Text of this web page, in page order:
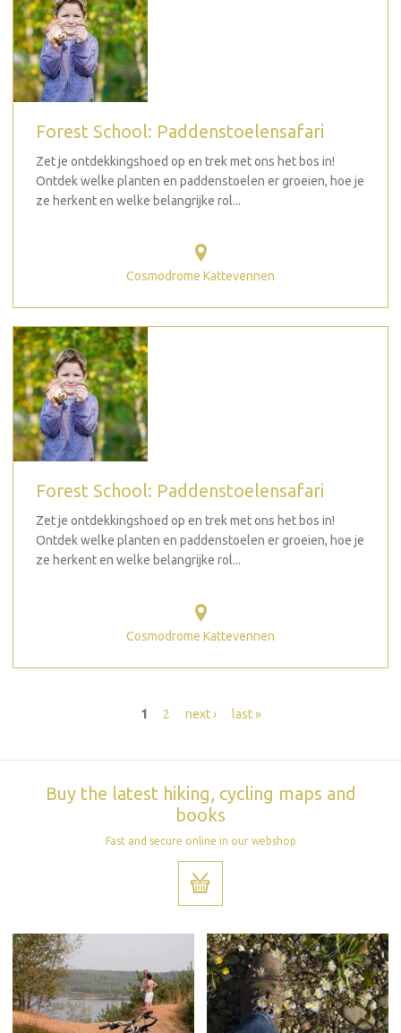
Forest School: Paddenstoelensafari
Zet je ontdekkingshoed op en trek met ons het bos in!
Ontdek welke planten en paddenstoelen er groeien, hoe je
ze herkent en welke belangrijke rol...
Cosmodrome Kattevennen
Forest School: Paddenstoelensafari
Zet je ontdekkingshoed op en trek met ons het bos in!
Ontdek welke planten en paddenstoelen er groeien, hoe je
ze herkent en welke belangrijke rol...
Cosmodrome Kattevennen
1 2 next › last »
Buy the latest hiking, cycling maps and
books
Fast and secure online in our webshop